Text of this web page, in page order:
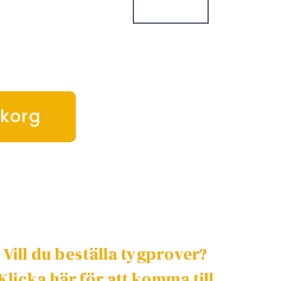
Vill du beställa tygprover?